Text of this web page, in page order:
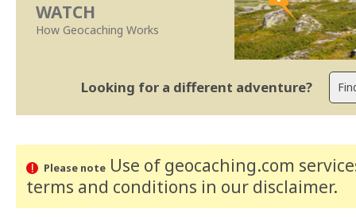
WATCH
How Geocaching Works
Looking for a different adventure?
Please noteUse of geocaching.com
terms and conditions in our disclaimer.